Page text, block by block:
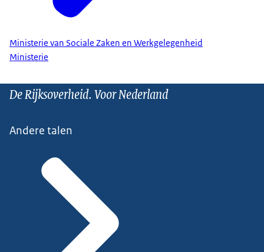
Ministerie van Sociale Zaken en Werkgelegenheid
Ministerie
De Rijksoverheid. Voor Nederland
Andere talen